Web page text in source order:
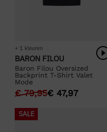
+ 1 kleuren
BARON FILOU
Baron Filou Oversized
Backprint T-Shirt Valet
Mode
€79,95€ 47,97
SALE